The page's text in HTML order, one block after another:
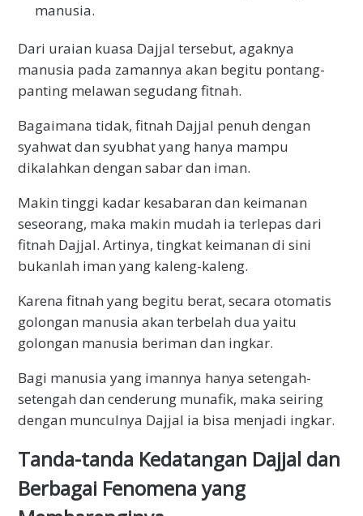
manusia.
Dari uraian kuasa Dajjal tersebut, agaknya
manusia pada zamannya akan begitu pontang-
panting melawan segudang fitnah.
Bagaimana tidak, fitnah Dajjal penuh dengan
syahwat dan syubhat yang hanya mampu
dikalahkan dengan sabar dan iman.
Makin tinggi kadar kesabaran dan keimanan
seseorang, maka makin mudah ia terlepas dari
fitnah Dajjal. Artinya, tingkat keimanan di sini
bukanlah iman yang kaleng-kaleng.
Karena fitnah yang begitu berat, secara otomatis
golongan manusia akan terbelah dua yaitu
golongan manusia beriman dan ingkar.
Bagi manusia yang imannya hanya setengah-
setengah dan cenderung munafik, maka seiring
dengan munculnya Dajjal ia bisa menjadi ingkar.
Tanda-tanda Kedatangan Dajjal dan
Berbagai Fenomena yang